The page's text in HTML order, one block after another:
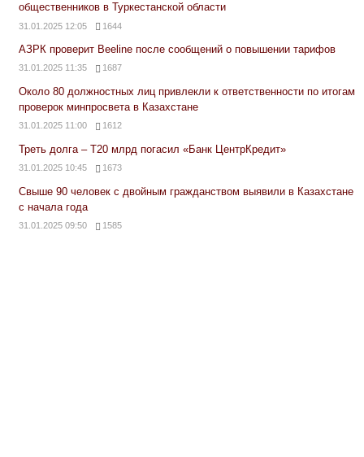
общественников в Туркестанской области
31.01.2025 12:05 1644
АЗРК проверит Beeline после сообщений о повышении тарифов
31.01.2025 11:35 1687
Около 80 должностных лиц привлекли к ответственности по итогам
проверок минпросвета в Казахстане
31.01.2025 11:00 1612
Треть долга – Т20 млрд погасил «Банк ЦентрКредит»
31.01.2025 10:45 1673
Свыше 90 человек с двойным гражданством выявили в Казахстане
с начала года
31.01.2025 09:50 1585